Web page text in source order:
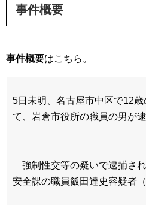
事件概要
事件概要はこちら。
5日未明、名古屋市中区で12
て、岩倉市役所の職員の男が
強制性交等の疑いで逮捕さ
安全課の職員飯田達史容疑者（